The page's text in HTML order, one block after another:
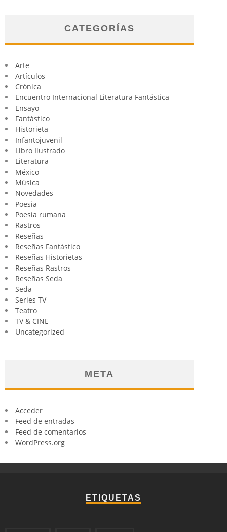
CATEGORÍAS
Arte
Artículos
Crónica
Encuentro Internacional Literatura Fantástica
Ensayo
Fantástico
Historieta
Infantojuvenil
Libro Ilustrado
Literatura
México
Música
Novedades
Poesia
Poesía rumana
Rastros
Reseñas
Reseñas Fantástico
Reseñas Historietas
Reseñas Rastros
Reseñas Seda
Seda
Series TV
Teatro
TV & CINE
Uncategorized
META
Acceder
Feed de entradas
Feed de comentarios
WordPress.org
ETIQUETAS